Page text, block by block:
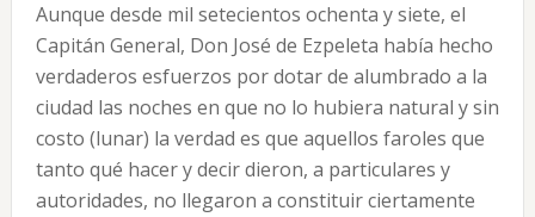
Aunque desde mil setecientos ochenta y siete, el
Capitán General, Don José de Ezpeleta había hecho
verdaderos esfuerzos por dotar de alumbrado a la
ciudad las noches en que no lo hubiera natural y sin
costo (lunar) la verdad es que aquellos faroles que
tanto qué hacer y decir dieron, a particulares y
autoridades, no llegaron a constituir ciertamente